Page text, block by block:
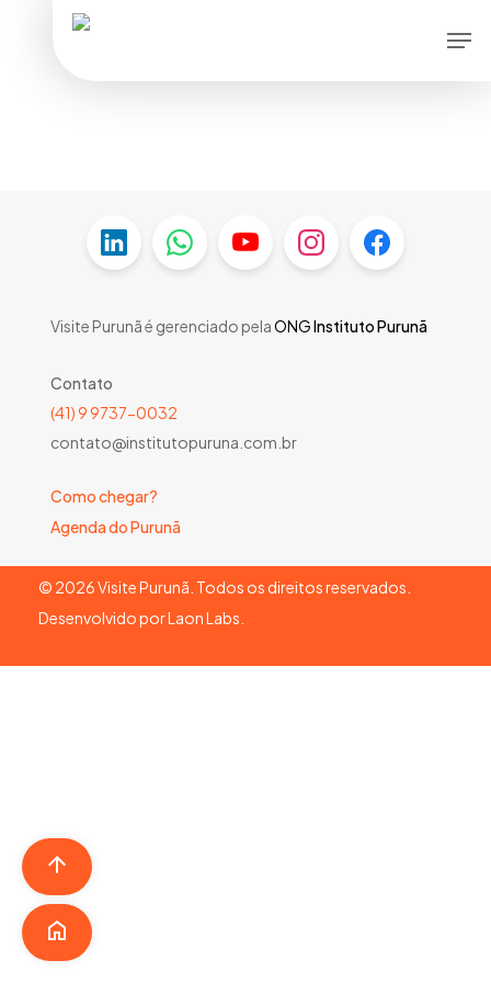
Visite Purunã é gerenciado pelaONGInstituto Purunã
Contato
(41) 9 9737-0032
contato@institutopuruna.com.br
Como chegar?
Agenda do Purunã
© 2026Visite Purunã. Todos os direitos reservados.
Desenvolvido porLaon Labs